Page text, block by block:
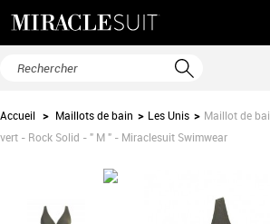
Accueil > Maillots de bain > Les Unis > Maillot de
vert - Rock Solid - " M " - Miraclesuit Swimwear